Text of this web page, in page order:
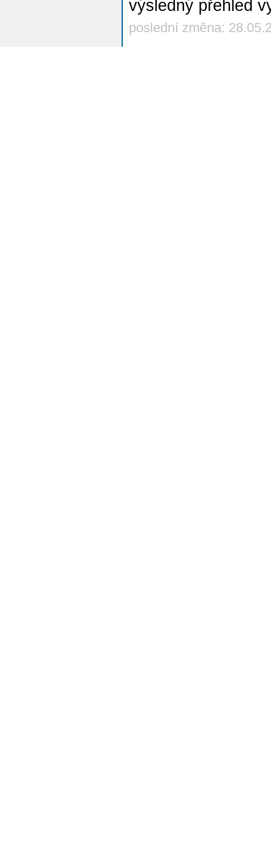
výsledný přehled
poslední změna: